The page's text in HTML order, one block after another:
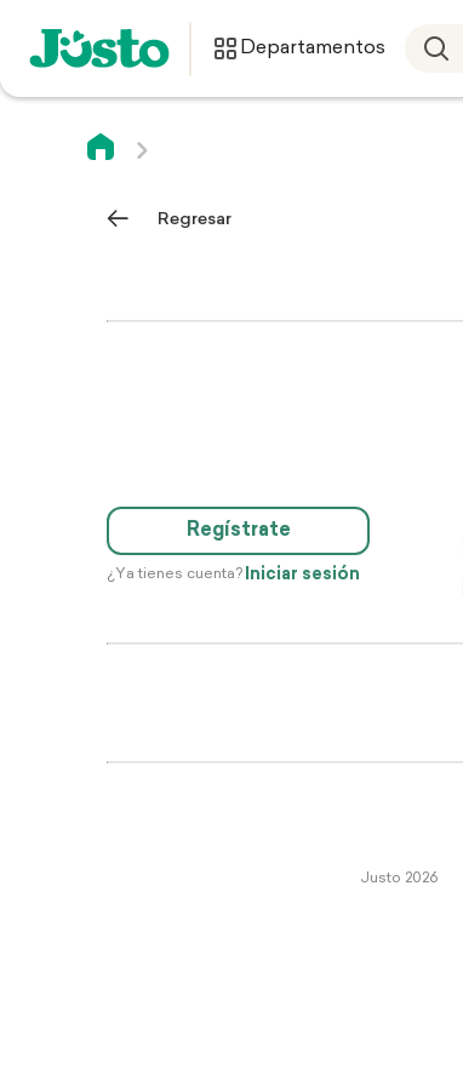
Departamentos
Regresar
Regístrate
¿Ya tienes cuenta? Iniciar sesión
Justo 2026